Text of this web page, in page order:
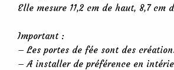
Elle mesure 11,2 cm de haut, 8,7 cm
Important :
– Les portes de fée sont des
– A installer de préférence en